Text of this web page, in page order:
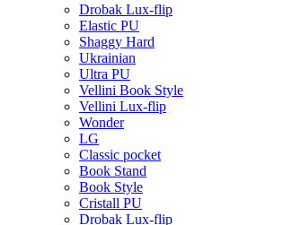
Drobak Lux-flip
Elastic PU
Shaggy Hard
Ukrainian
Ultra PU
Vellini Book Style
Vellini Lux-flip
Wonder
LG
Classic pocket
Book Stand
Book Style
Cristall PU
Drobak Lux-flip